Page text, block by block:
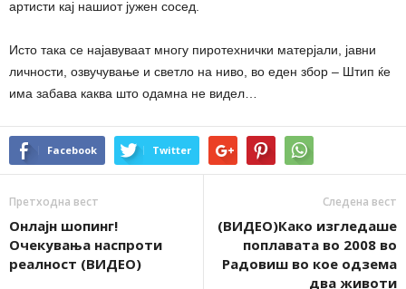
артисти кај нашиот јужен сосед.
Исто така се најавуваат многу пиротехнички матерјали, јавни
личности, озвучување и светло на ниво, во еден збор – Штип ќе
има забава каква што одамна не видел…
Facebook Twitter
Претходна вест
Онлајн шопинг!
Очекувања наспроти
реалност (ВИДЕО)
Следена вест
(ВИДЕО)Како изгледаше
поплавата во 2008 во
Радовиш во кое одзема
два животи